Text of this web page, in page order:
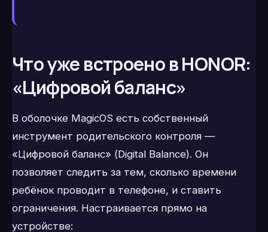
Что уже встроено в HONOR:
«Цифровой баланс»
В оболочке MagicOS есть собственный
инструмент родительского контроля —
«Цифровой баланс» (Digital Balance). Он
позволяет следить за тем, сколько времени
ребёнок проводит в телефоне, и ставить
ограничения. Настраивается прямо на
устройстве: